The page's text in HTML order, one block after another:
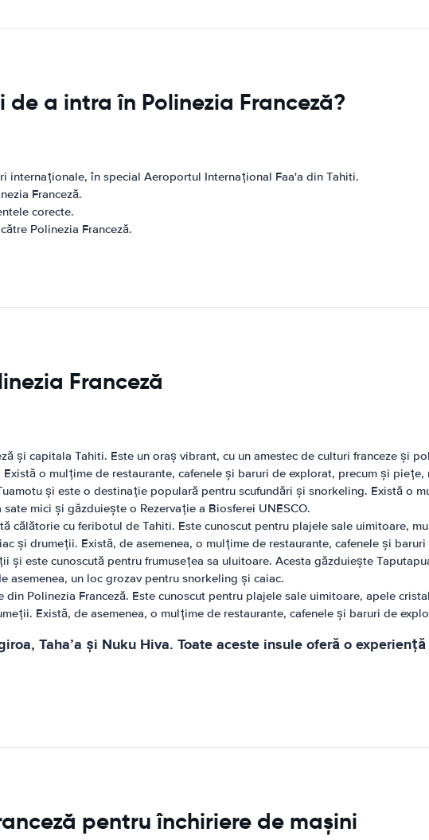
a intra în Polinezia Franceză?
internaționale, în special Aeroportul Internațional Faa'a din Tahiti.
Franceză.
corecte.
Polinezia Franceză.
Franceză
și capitala Tahiti. Este un oraș vibrant, cu un amestec de culturi franceze și
o mulțime de restaurante, cafenele și baruri de explorat, precum și
și este o destinație populară pentru scufundări și snorkeling. Există o
mici și găzduiește o Rezervație a Biosferei UNESCO.
călătorie cu feribotul de Tahiti. Este cunoscut pentru plajele sale uimitoare,
și drumeții. Există, de asemenea, o mulțime de restaurante, cafenele și
și este cunoscută pentru frumusețea sa uluitoare. Acesta găzduiește
asemenea, un loc grozav pentru snorkeling și caiac.
Polinezia Franceză. Este cunoscut pentru plajele sale uimitoare, apele
Există, de asemenea, o mulțime de restaurante, cafenele și baruri de
Taha’a și Nuku Hiva. Toate aceste insule oferă o
pentru închiriere de mașini